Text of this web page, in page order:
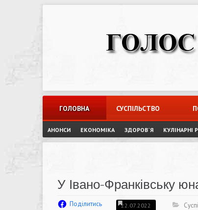
ГОЛОВНА СУСПІЛЬСТВО
АНОНСИ ЕКОНОМІКА ЗДОРОВ`Я КУЛІНАРНІ
У Івано-Франківську
Поділитись 22.07.2022